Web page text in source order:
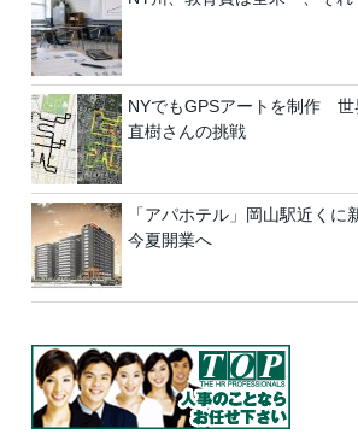
NYでもGPSアートを制作 世
直樹さんの挑戦
「アパホテル」岡山駅近くに
今夏開業へ